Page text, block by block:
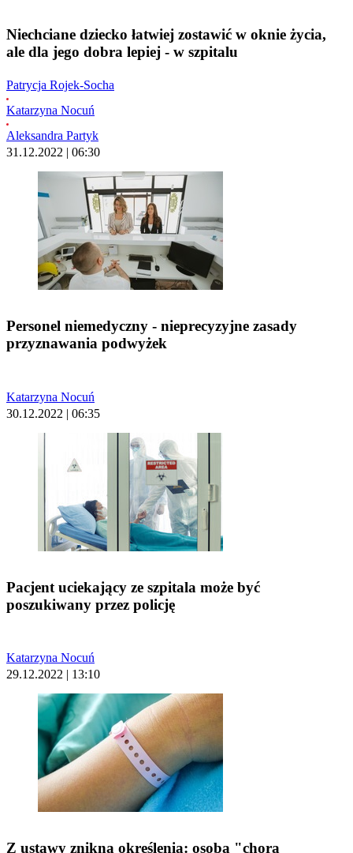
Niechciane dziecko łatwiej zostawić w oknie życia,
ale dla jego dobra lepiej - w szpitalu
Patrycja Rojek-Socha
Katarzyna Nocuń
Aleksandra Partyk
31.12.2022 | 06:30
Personel niemedyczny - nieprecyzyjne zasady
przyznawania podwyżek
Katarzyna Nocuń
30.12.2022 | 06:35
Pacjent uciekający ze szpitala może być
poszukiwany przez policję
Katarzyna Nocuń
29.12.2022 | 13:10
Z ustawy znikną określenia: osoba "chora